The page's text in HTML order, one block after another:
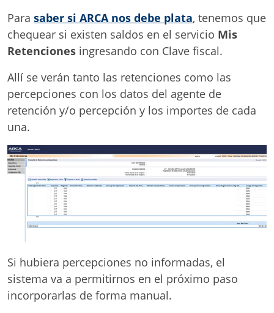
Para saber si ARCA nos debe plata, tenemos que
chequear si existen saldos en el servicio Mis
Retenciones ingresando con Clave fiscal.
Allí se verán tanto las retenciones como las
percepciones con los datos del agente de
retención y/o percepción y los importes de cada
una.
Si hubiera percepciones no informadas, el
sistema va a permitirnos en el próximo paso
incorporarlas de forma manual.